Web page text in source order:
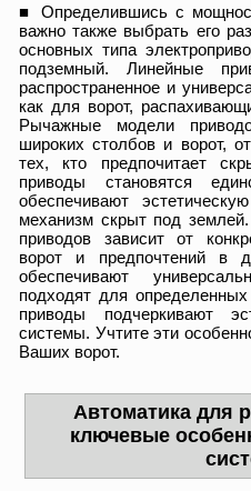
■ Определившись с
важно также выбрать его
основных типа
подземный. Линейные
распространенное и
как для ворот,
Рычажные модели
широких столбов и ворот,
тех, кто предпочитает
приводы становятся
обеспечивают
механизм скрыт под
приводов зависит от
ворот и предпочтений в
обеспечивают
подходят для
приводы подчеркивают
системы. Учтите эти
Ваших ворот.
Автоматика для
ключевые